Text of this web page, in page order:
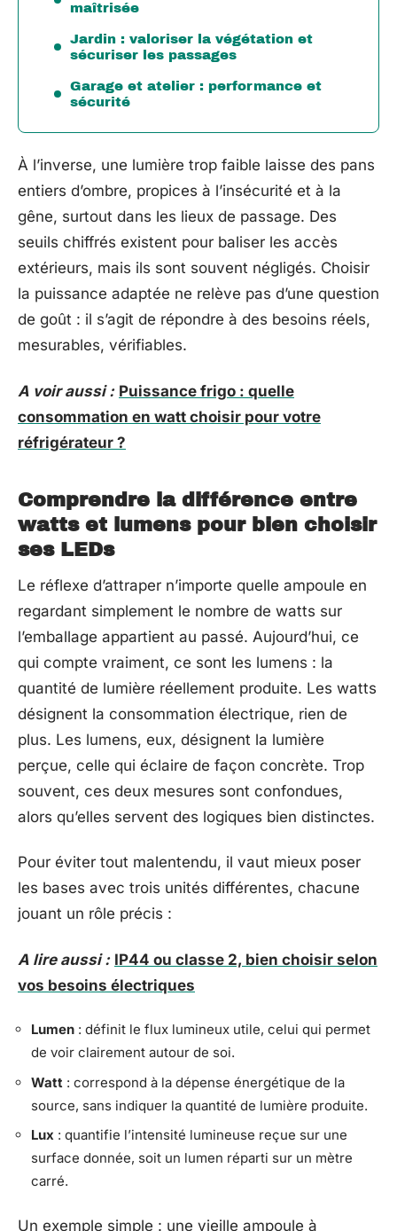
maîtrisée
Jardin : valoriser la végétation et
sécuriser les passages
Garage et atelier : performance et
sécurité
À l’inverse, une lumière trop faible laisse des pans
entiers d’ombre, propices à l’insécurité et à la
gêne, surtout dans les lieux de passage. Des
seuils chiffrés existent pour baliser les accès
extérieurs, mais ils sont souvent négligés. Choisir
la puissance adaptée ne relève pas d’une question
de goût : il s’agit de répondre à des besoins réels,
mesurables, vérifiables.
A voir aussi : Puissance frigo : quelle
consommation en watt choisir pour votre
réfrigérateur ?
Comprendre la différence entre
watts et lumens pour bien choisir
ses LEDs
Le réflexe d’attraper n’importe quelle ampoule en
regardant simplement le nombre de watts sur
l’emballage appartient au passé. Aujourd’hui, ce
qui compte vraiment, ce sont les lumens : la
quantité de lumière réellement produite. Les watts
désignent la consommation électrique, rien de
plus. Les lumens, eux, désignent la lumière
perçue, celle qui éclaire de façon concrète. Trop
souvent, ces deux mesures sont confondues,
alors qu’elles servent des logiques bien distinctes.
Pour éviter tout malentendu, il vaut mieux poser
les bases avec trois unités différentes, chacune
jouant un rôle précis :
A lire aussi : IP44 ou classe 2, bien choisir selon
vos besoins électriques
Lumen : définit le flux lumineux utile, celui qui permet
de voir clairement autour de soi.
Watt : correspond à la dépense énergétique de la
source, sans indiquer la quantité de lumière produite.
Lux : quantifie l’intensité lumineuse reçue sur une
surface donnée, soit un lumen réparti sur un mètre
carré.
Un exemple simple : une vieille ampoule à